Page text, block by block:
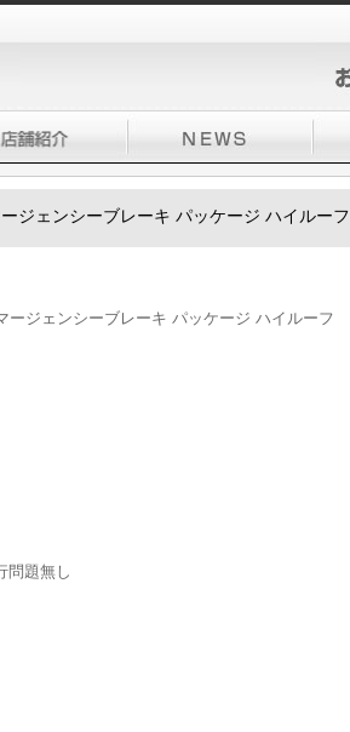
ジェンシーブレーキ パッケージ ハイルーフ
ジェンシーブレーキ パッケージ ハイルーフ
問題無し